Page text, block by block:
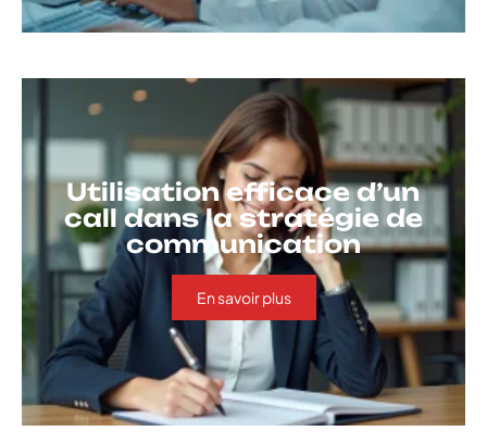
Utilisation efficace d’un
call dans la stratégie de
communication
En savoir plus